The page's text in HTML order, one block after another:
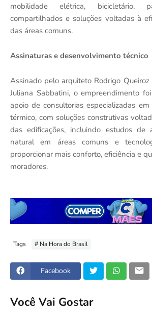
mobilidade elétrica, bicicletário,
compartilhados e soluções voltadas à
das áreas comuns.
Assinaturas e desenvolvimento técnico
Assinado pelo arquiteto Rodrigo
Juliana Sabbatini, o empreendimento
apoio de consultorias especializadas
térmico, com soluções construtivas
das edificações, incluindo estudos de
natural em áreas comuns e
proporcionar mais conforto, eficiência e
moradores.
Tags # Na Hora do Brasil
Facebook
Você Vai Gostar